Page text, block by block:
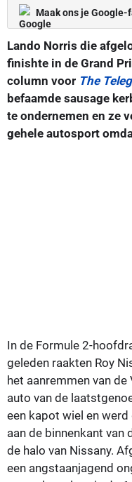
Maak ons je Google-
Lando Norris die
finishte in de Grand
column voor The
befaamde sausage
te ondernemen en ze
gehele autosport
In de Formule 2-
geleden raakten Roy
het aanremmen van de
auto van de
een kapot wiel en
aan de binnenkant van
de halo van Nissany.
een angstaanjagend